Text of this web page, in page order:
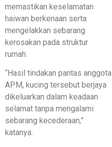
memastikan keselamatan
haiwan berkenaan serta
mengelakkan sebarang
kerosakan pada struktur
rumah.
“Hasil tindakan pantas anggota
APM, kucing tersebut berjaya
dikeluarkan dalam keadaan
selamat tanpa mengalami
sebarang kecederaan,”
katanya.